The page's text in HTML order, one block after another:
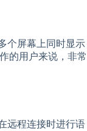
个屏幕上同时显示
的用户来说，非常
远程连接时进行语